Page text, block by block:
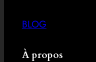
BLOG
À propos